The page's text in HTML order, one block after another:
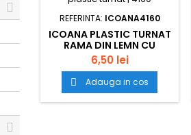
REFERINTA: ICOANA4160
ICOANA PLASTIC TURNAT
RAMA DIN LEMN CU
SUPORT DE MASA SAU
PERETE 20CM 4160
6,50 lei
 Adauga in cos